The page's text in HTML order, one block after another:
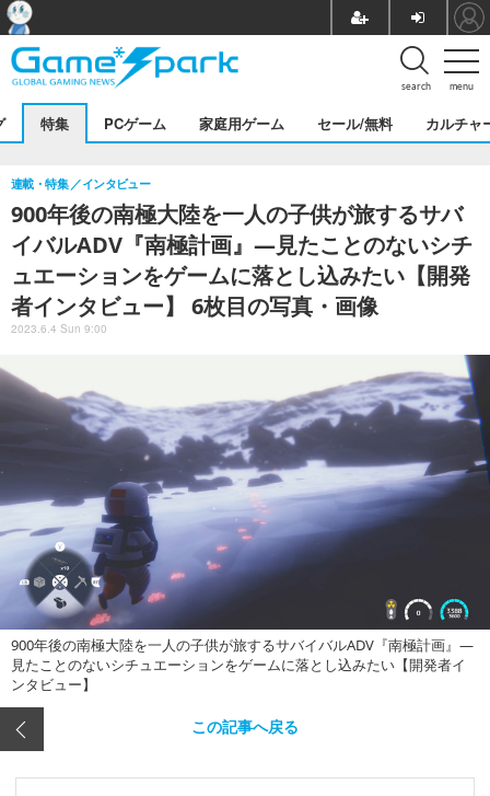
menu
search
特集 PCゲーム 家庭用ゲーム セール/無料 カルチャ
900年後の南極大陸を一人の子供が旅するサバ
イバルADV『南極計画』―見たことのないシチ
ュエーションをゲームに落とし込みたい【開発
者インタビュー】 6枚目の写真・画像
連載・特集 インタビュー
2023.6.4 Sun 9:00
900年後の南極大陸を一人の子供が旅するサバイバルADV『南極計画』―
見たことのないシチュエーションをゲームに落とし込みたい【開発者イ
ンタビュー】
この記事へ戻る